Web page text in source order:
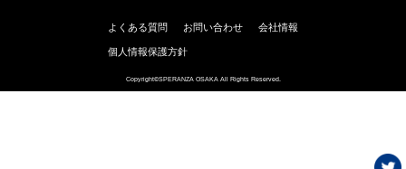
よくある質問 お問い合わせ 会社情報
個人情報保護方針
Copyright©SPERANZA OSAKA All Rights Reserved.